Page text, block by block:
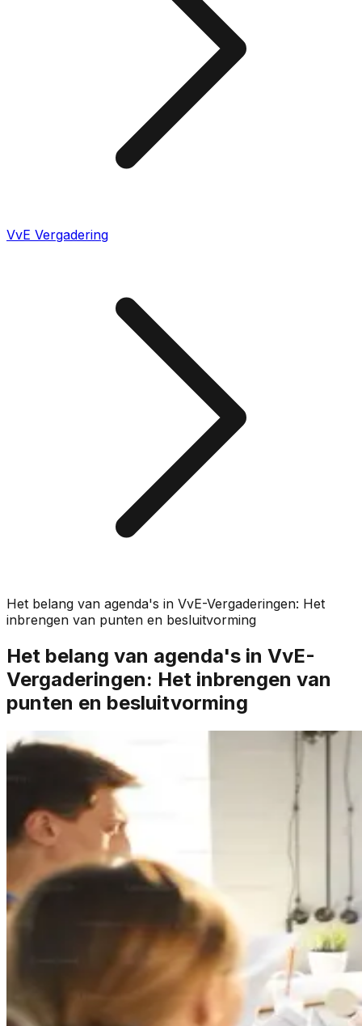
VvE Vergadering
Het belang van agenda's in VvE-Vergaderingen: Het
inbrengen van punten en besluitvorming
Het belang van agenda's in VvE-
Vergaderingen: Het inbrengen van
punten en besluitvorming